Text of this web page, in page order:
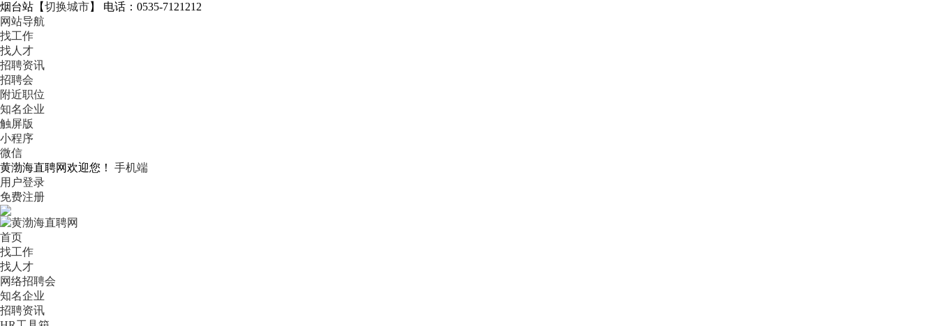
烟台站 【切换城市】
电话：0535-7121212
网站导航
找工作
找人才
招聘资讯
招聘会
附近职位
知名企业
触屏版
小程序
微信
黄渤海直聘网欢迎您！
手机端
用户登录
免费注册
首页
找工作
找人才
网络招聘会
知名企业
招聘资讯